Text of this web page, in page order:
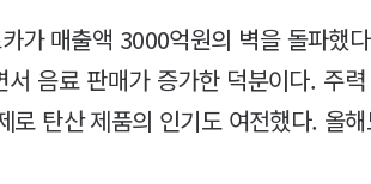
가 매출액 3000억원의 벽을 돌파했
서 음료 판매가 증가한 덕분이다. 주
로 탄산 제품의 인기도 여전했다. 올